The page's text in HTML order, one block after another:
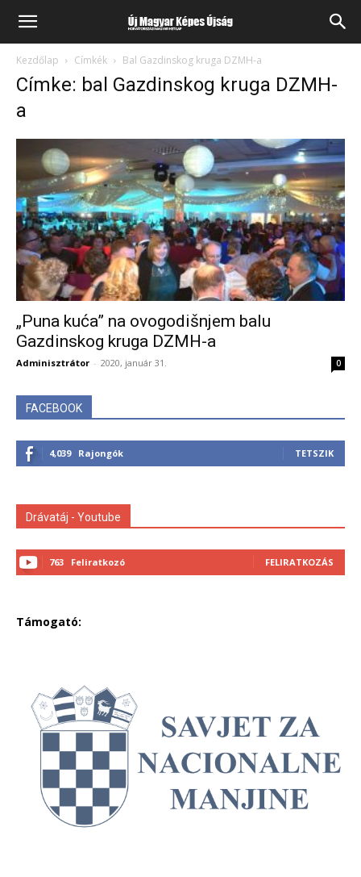
Kezdőlap Címkék Bal Gazdinskog kruga DZMH-a
Címke: bal Gazdinskog kruga DZMH-
a
„Puna kuća” na ovogodišnjem balu
Gazdinskog kruga DZMH-a
Adminisztrátor - 2020, január 31. 0
FACEBOOK
4,039 Rajongók TETSZIK
Drávatáj - Youtube
763 Feliratkozó FELIRATKOZÁS
Támogató: